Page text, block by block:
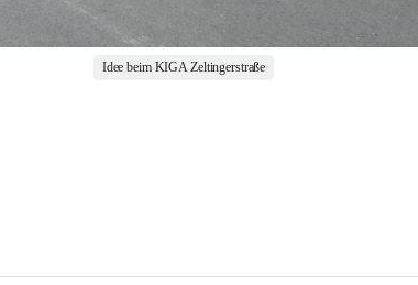
Idee beim KIGA Zeltingerstraße